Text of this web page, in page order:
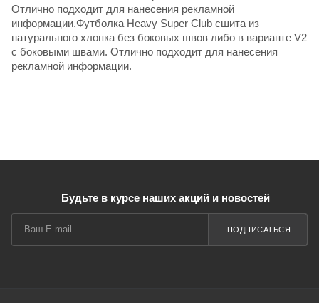
Отлично подходит для нанесения рекламной
информации.Футболка Heavy Super Club сшита из
натурального хлопка без боковых швов либо в варианте V2
с боковыми швами. Отлично подходит для нанесения
рекламной информации.
Будьте в курсе наших акций и новостей
ПОДПИСАТЬСЯ